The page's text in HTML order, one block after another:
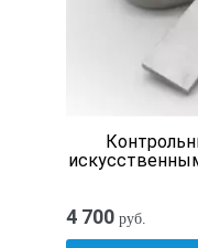
Ширина раскрытия
4 700 руб.